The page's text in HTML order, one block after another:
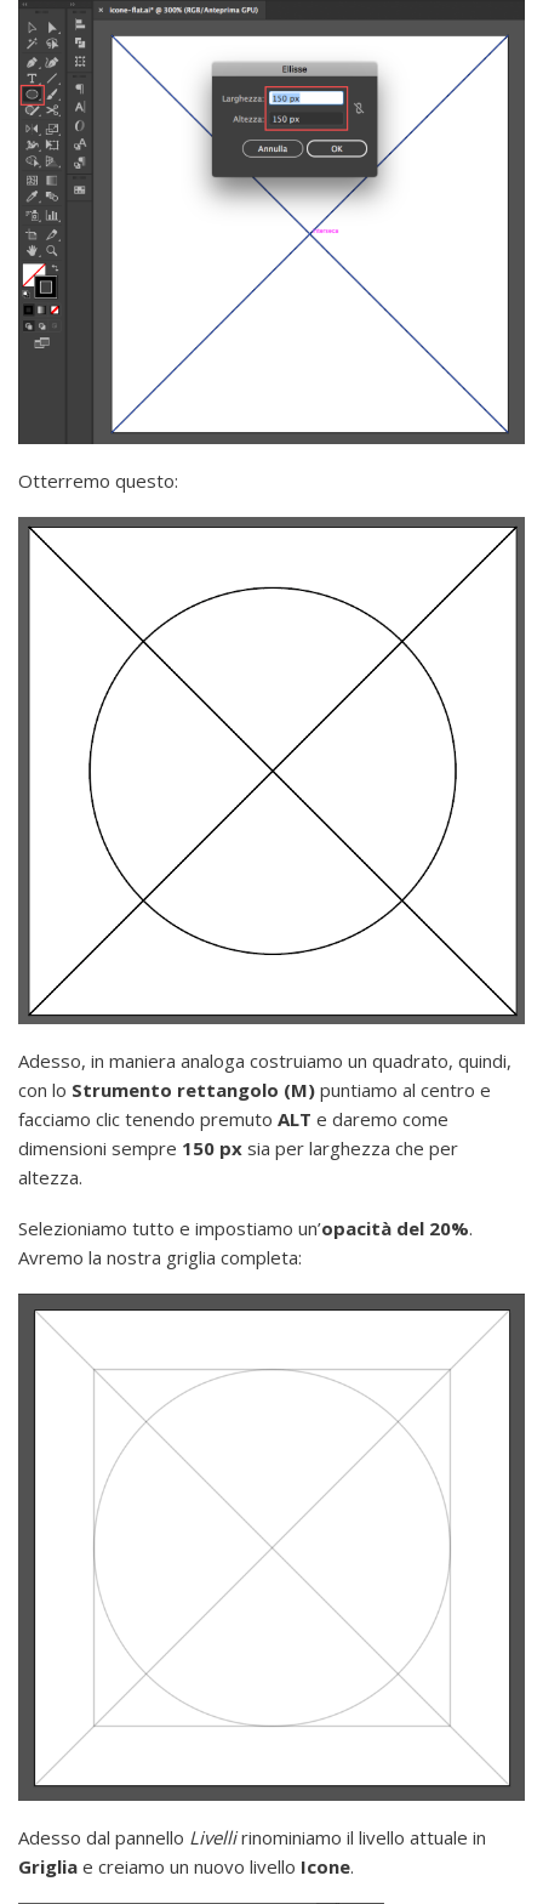
Otterremo questo:
Adesso, in maniera analoga costruiamo un quadrato, quindi,
con lo Strumento rettangolo (M) puntiamo al centro e
facciamo clic tenendo premuto ALT e daremo come
dimensioni sempre 150 px sia per larghezza che per
altezza.
Selezioniamo tutto e impostiamo un’opacità del 20%.
Avremo la nostra griglia completa:
Adesso dal pannello Livellirinominiamo il livello attuale in
Griglia e creiamo un nuovo livello Icone.